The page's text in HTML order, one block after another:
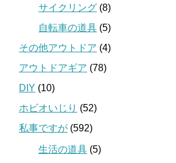
サイクリング (8)
自転車の道具 (5)
その他アウトドア (4)
アウトドアギア (78)
DIY (10)
ホビオいじり (52)
私事ですが (592)
生活の道具 (5)